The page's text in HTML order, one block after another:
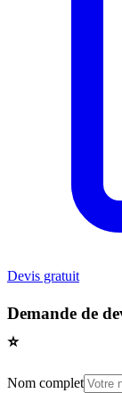
Devis gratuit
Demande de
⭐️
Nom complet